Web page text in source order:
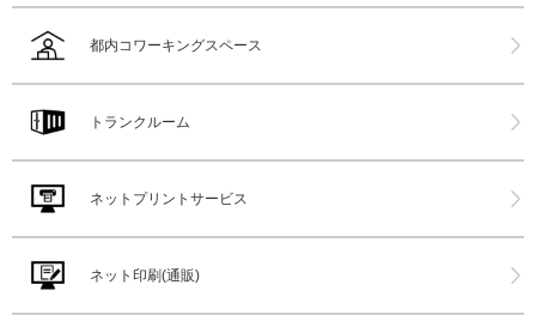
都内コワーキングスペース
トランクルーム
ネットプリントサービス
ネット印刷(通販)